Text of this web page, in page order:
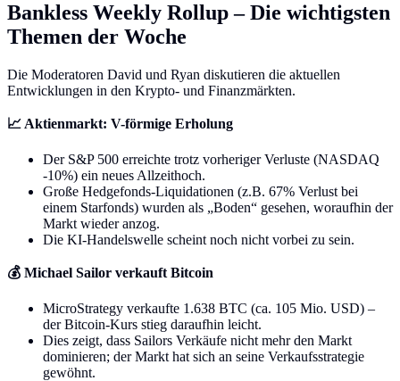
Bankless Weekly Rollup – Die wichtigsten
Themen der Woche
Die Moderatoren David und Ryan diskutieren die aktuellen
Entwicklungen in den Krypto- und Finanzmärkten.
📈 Aktienmarkt: V-förmige Erholung
Der S&P 500 erreichte trotz vorheriger Verluste (NASDAQ
-10%) ein neues Allzeithoch.
Große Hedgefonds-Liquidationen (z.B. 67% Verlust bei
einem Starfonds) wurden als „Boden“ gesehen, woraufhin der
Markt wieder anzog.
Die KI-Handelswelle scheint noch nicht vorbei zu sein.
💰 Michael Sailor verkauft Bitcoin
MicroStrategy verkaufte 1.638 BTC (ca. 105 Mio. USD) –
der Bitcoin-Kurs stieg daraufhin leicht.
Dies zeigt, dass Sailors Verkäufe nicht mehr den Markt
dominieren; der Markt hat sich an seine Verkaufsstrategie
gewöhnt.